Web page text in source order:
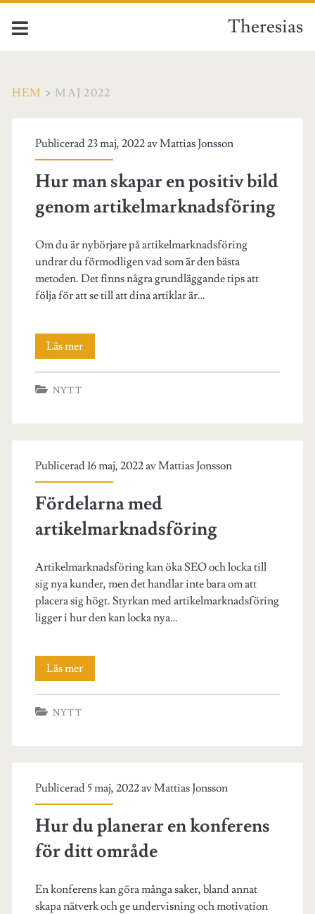
Theresias
HEM > MAJ 2022
Månad:
<span>maj
2022</span>
Publicerad 23 maj, 2022 avMattias Jonsson
Hur man skapar en positiv bild
genom artikelmarknadsföring
Om du är nybörjare på artikelmarknadsföring
undrar du förmodligen vad som är den bästa
metoden. Det finns några grundläggande tips att
följa för att se till att dina artiklar är…
Läs merHur
man
bild
genom
artikelmarknadsföring
NYTT
Publicerad 16 maj, 2022 avMattias Jonsson
Fördelarna med
artikelmarknadsföring
Artikelmarknadsföring kan öka SEO och locka till
sig nya kunder, men det handlar inte bara om att
placera sig högt. Styrkan med artikelmarknadsföring
ligger i hur den kan locka nya…
Läs merFördelarna
med
NYTT
Publicerad 5 maj, 2022 avMattias Jonsson
Hur du planerar en konferens
för ditt område
En konferens kan göra många saker, bland annat
skapa nätverk och ge undervisning och motivation